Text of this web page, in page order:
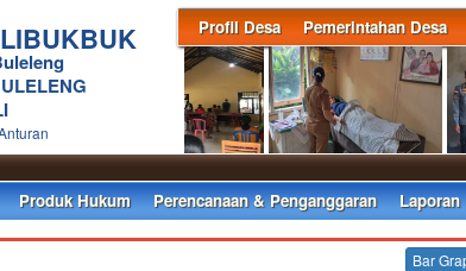
Profil Desa Pemerintahan Desa
Produk Hukum Perencanaan & Penganggaran Laporan
Bar